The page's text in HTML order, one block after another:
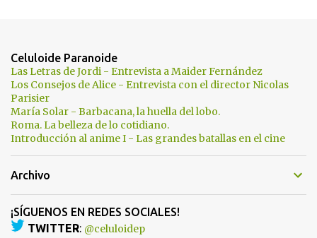
Celuloide Paranoide
Las Letras de Jordi - Entrevista a Maider Fernández
Los Consejos de Alice - Entrevista con el director Nicolas
Parisier
María Solar - Barbacana, la huella del lobo.
Roma. La belleza de lo cotidiano.
Introducción al anime I - Las grandes batallas en el cine
Archivo
¡SÍGUENOS EN REDES SOCIALES!
TWITTER: @celuloidep